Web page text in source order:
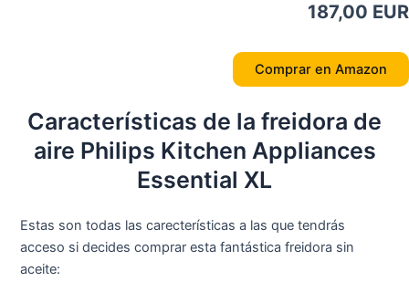
187,00 EUR
Comprar en Amazon
Características de la freidora de
aire Philips Kitchen Appliances
Essential XL
Estas son todas las carecterísticas a las que tendrás
acceso si decides comprar esta fantástica freidora sin
aceite: